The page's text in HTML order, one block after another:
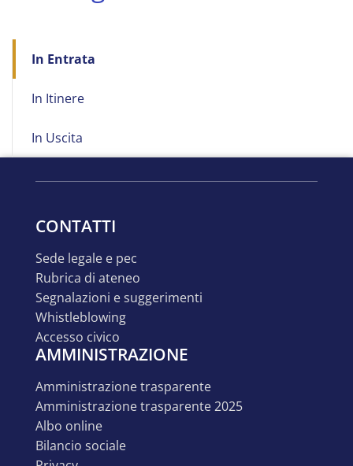
navigation
In Entrata
In Itinere
In Uscita
CONTATTI
sede legale e pec
rubrica di ateneo
segnalazioni e suggerimenti
whistleblowing
accesso civico
AMMINISTRAZIONE
amministrazione trasparente
amministrazione trasparente 2025
albo online
bilancio sociale